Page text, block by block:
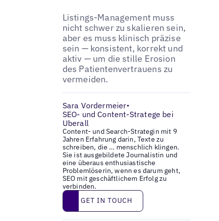
Listings-Management muss
nicht schwer zu skalieren sein,
aber es muss klinisch präzise
sein — konsistent, korrekt und
aktiv — um die stille Erosion
des Patientenvertrauens zu
vermeiden.
Sara Vordermeier•
SEO- und Content-Stratege bei
Uberall
Content- und Search-Strategin mit 9
Jahren Erfahrung darin, Texte zu
schreiben, die … menschlich klingen.
Sie ist ausgebildete Journalistin und
eine überaus enthusiastische
Problemlöserin, wenn es darum geht,
SEO mit geschäftlichem Erfolg zu
verbinden.
Get in touch
GET IN TOUCH